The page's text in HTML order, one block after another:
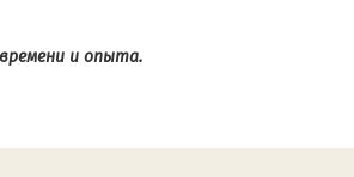
и опыта.